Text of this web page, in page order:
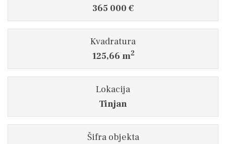
365 000 €
Kvadratura
125,66 m2
Lokacija
Tinjan
Šifra objekta